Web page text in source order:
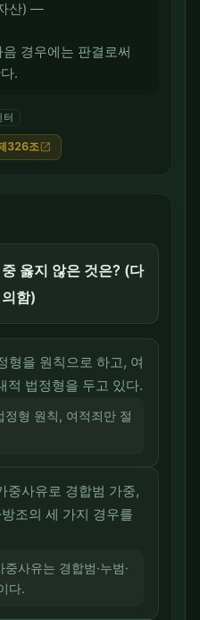
산) ―
경우에는 판결로써
.
326조 open_in_new
옳지 않은 것은? (다
함)
형을 원칙으로 하고, 여
적 법정형을 두고 있다.
정형 원칙, 여적죄만 절
중사유로 경합범 가중,
조의 세 가지 경우를
사유는 경합범·누범·
다.